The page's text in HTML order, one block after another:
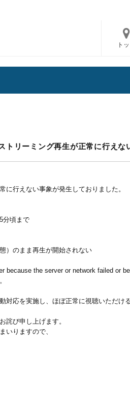
ト
トリーミング再生が正常に行えな
に行えない事象が発生しておりました。
分頃まで
）のまま再生が開始されない
the server or network failed or
対応を実施し、ほぼ正常に視聴いただけ
詫び申し上げます。
いりますので、